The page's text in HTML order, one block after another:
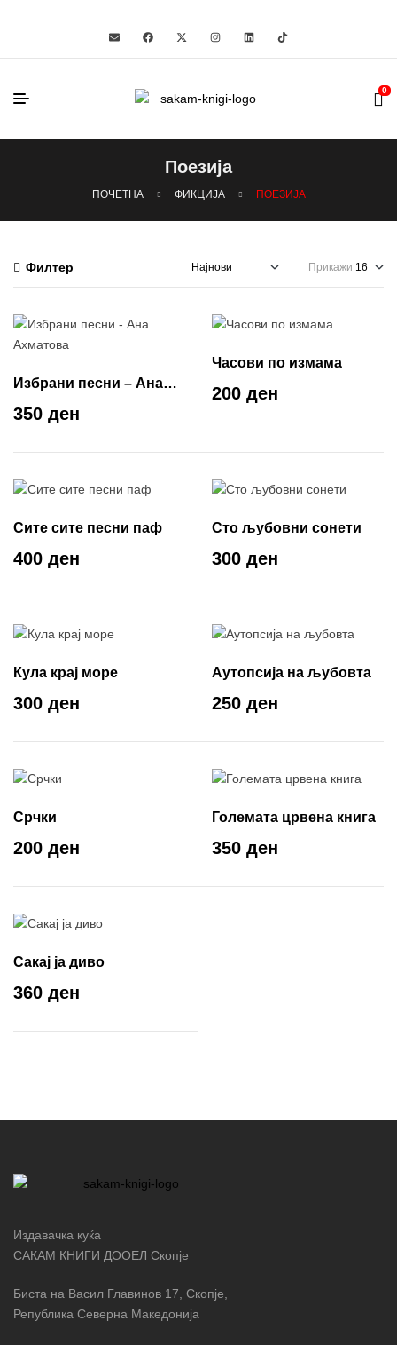
0
Поезија
ПОЧЕТНА ФИКЦИЈА ПОЕЗИЈА
Филтер Прикажи
Избрани песни – Ана
Ахматова
350 ден
Часови по измама
200 ден
Сите сите песни паф
400 ден
Сто љубовни сонети
300 ден
Кула крај море
300 ден
Аутопсија на љубовта
250 ден
Срчки
200 ден
Големата црвена книга
350 ден
Сакај ја диво
360 ден
Издавачка куќа
САКАМ КНИГИ ДООЕЛ Скопје
Биста на Васил Главинов 17, Скопје,
Република Северна Македонија